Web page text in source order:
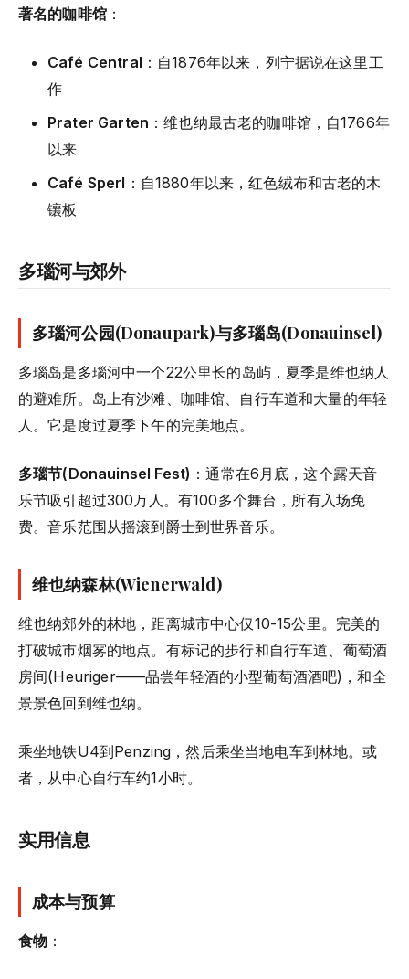
著名的咖啡馆：
Café Central ：自1876年以来，列宁据说在这里工
作
Prater Garten ：维也纳最古老的咖啡馆，自1766年
以来
Café Sperl ：自1880年以来，红色绒布和古老的木
镶板
多瑙河与郊外
多瑙河公园(Donaupark)与多瑙岛(Donauinsel)
多瑙岛是多瑙河中一个22公里长的岛屿，夏季是维也纳人
的避难所。岛上有沙滩、咖啡馆、自行车道和大量的年轻
人。它是度过夏季下午的完美地点。
多瑙节(Donauinsel Fest) ：通常在6月底，这个露天音
乐节吸引超过300万人。有100多个舞台，所有入场免
费。音乐范围从摇滚到爵士到世界音乐。
维也纳森林(Wienerwald)
维也纳郊外的林地，距离城市中心仅10-15公里。完美的
打破城市烟雾的地点。有标记的步行和自行车道、葡萄酒
房间(Heuriger——品尝年轻酒的小型葡萄酒酒吧)，和全
景景色回到维也纳。
乘坐地铁U4到Penzing，然后乘坐当地电车到林地。或
者，从中心自行车约1小时。
实用信息
成本与预算
食物 ：